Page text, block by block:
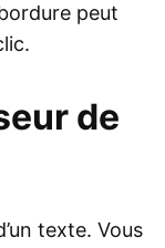
peut
de
texte. Vous